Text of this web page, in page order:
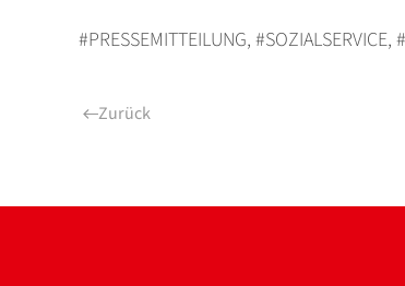
#PRESSEMITTEILUNG, #SOZIALSERVICE,
Zurück